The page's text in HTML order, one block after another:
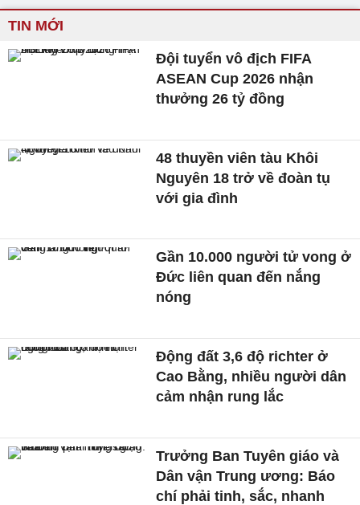
TIN MỚI
Đội tuyển vô địch FIFA
ASEAN Cup 2026 nhận
thưởng 26 tỷ đồng
48 thuyền viên tàu Khôi
Nguyên 18 trở về đoàn tụ
với gia đình
Gần 10.000 người tử vong ở
Đức liên quan đến nắng
nóng
Động đất 3,6 độ richter ở
Cao Bằng, nhiều người dân
cảm nhận rung lắc
Trưởng Ban Tuyên giáo và
Dân vận Trung ương: Báo
chí phải tinh, sắc, nhanh